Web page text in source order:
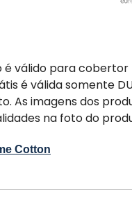
é válido para
é válida somente
As imagens dos
na foto do
Cotton